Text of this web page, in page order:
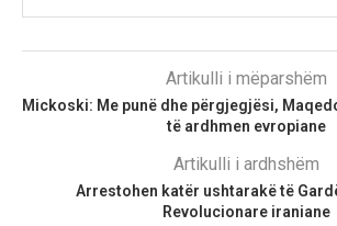
Artikulli i mëparshëm
Mickoski: Me punë dhe përgjegjësi,
të ardhmen evropiane
Artikulli i ardhshëm
Arrestohen katër ushtarakë të
Revolucionare iraniane